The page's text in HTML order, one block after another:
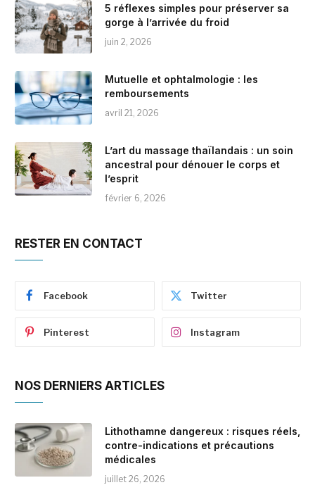
5 réflexes simples pour préserver sa
gorge à l’arrivée du froid
juin 2, 2026
Mutuelle et ophtalmologie : les
remboursements
avril 21, 2026
L’art du massage thaïlandais : un soin
ancestral pour dénouer le corps et
l’esprit
février 6, 2026
RESTER EN CONTACT
Facebook Twitter
Pinterest Instagram
NOS DERNIERS ARTICLES
Lithothamne dangereux : risques réels,
contre-indications et précautions
médicales
juillet 26, 2026